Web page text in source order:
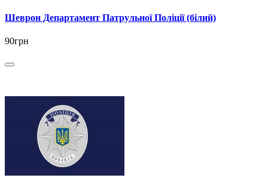
Шеврон Департамент Патрульної Поліції (білий)
90грн